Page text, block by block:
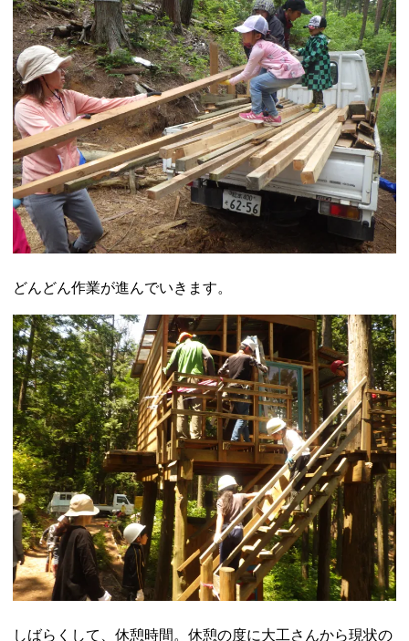
どんどん作業が進んでいきます。
しばらくして、休憩時間。休憩の度に大工さんから現状の